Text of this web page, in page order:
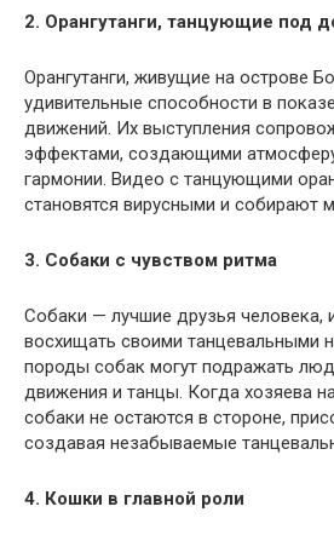
2. Орангутанги, танцующие под
Орангутанги, живущие на острове
удивительные способности в
движений. Их выступления
эффектами, создающими
гармонии. Видео с танцующими
становятся вирусными и собирают
3. Собаки с чувством ритма
Собаки — лучшие друзья человека,
восхищать своими танцевальными
породы собак могут подражать
движения и танцы. Когда хозяева
собаки не остаются в стороне,
создавая незабываемые
4. Кошки в главной роли